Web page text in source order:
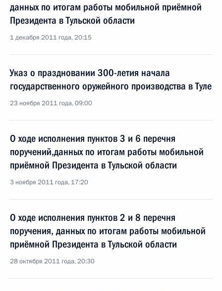
данных по итогам работы мобильной приёмной
Президента в Тульской области
1 декабря 2011 года, 20:15
Указ о праздновании 300-летия начала
государственного оружейного производства в Туле
23 ноября 2011 года, 09:00
О ходе исполнения пунктов 3 и 6 перечня
поручений,данных по итогам работы мобильной
приёмной Президента в Тульской области
3 ноября 2011 года, 17:20
О ходе исполнения пунктов 2 и 8 перечня
поручения, данных по итогам работы мобильной
приёмной Президента в Тульской области
28 октября 2011 года, 20:30